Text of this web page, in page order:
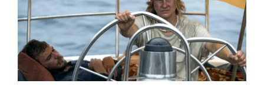
KINO
FESTIVALYJE
„MOLODIST“